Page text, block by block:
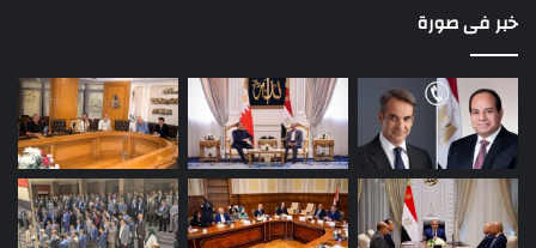
خبر فى صورة